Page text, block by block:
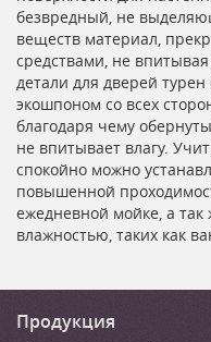
безвредный, не
веществ материал,
средствами, не
детали для дверей
экошпоном со всех
благодаря чему
не впитывает влагу.
спокойно можно
повышенной
ежедневной мойке, а
влажностью, таких как
Продукция